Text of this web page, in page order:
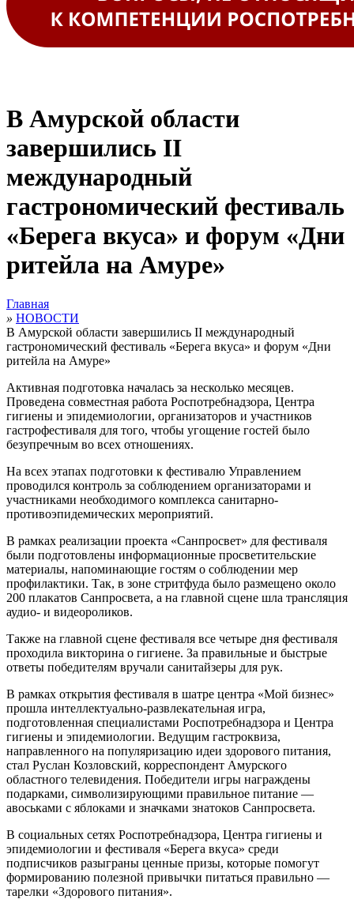
В Амурской области
завершились II
международный
гастрономический фестиваль
«Берега вкуса» и форум «Дни
ритейла на Амуре»
Главная
» НОВОСТИ
В Амурской области завершились II международный
гастрономический фестиваль «Берега вкуса» и форум «Дни
ритейла на Амуре»
Активная подготовка началась за несколько месяцев.
Проведена совместная работа Роспотребнадзора, Центра
гигиены и эпидемиологии, организаторов и участников
гастрофестиваля для того, чтобы угощение гостей было
безупречным во всех отношениях.
На всех этапах подготовки к фестивалю Управлением
проводился контроль за соблюдением организаторами и
участниками необходимого комплекса санитарно-
противоэпидемических мероприятий.
В рамках реализации проекта «Санпросвет» для фестиваля
были подготовлены информационные просветительские
материалы, напоминающие гостям о соблюдении мер
профилактики. Так, в зоне стритфуда было размещено около
200 плакатов Санпросвета, а на главной сцене шла трансляция
аудио- и видеороликов.
Также на главной сцене фестиваля все четыре дня фестиваля
проходила викторина о гигиене. За правильные и быстрые
ответы победителям вручали санитайзеры для рук.
В рамках открытия фестиваля в шатре центра «Мой бизнес»
прошла интеллектуально-развлекательная игра,
подготовленная специалистами Роспотребнадзора и Центра
гигиены и эпидемиологии. Ведущим гастроквиза,
направленного на популяризацию идеи здорового питания,
стал Руслан Козловский, корреспондент Амурского
областного телевидения. Победители игры награждены
подарками, символизирующими правильное питание —
авоськами с яблоками и значками знатоков Санпросвета.
В социальных сетях Роспотребнадзора, Центра гигиены и
эпидемиологии и фестиваля «Берега вкуса» среди
подписчиков разыграны ценные призы, которые помогут
формированию полезной привычки питаться правильно —
тарелки «Здорового питания».